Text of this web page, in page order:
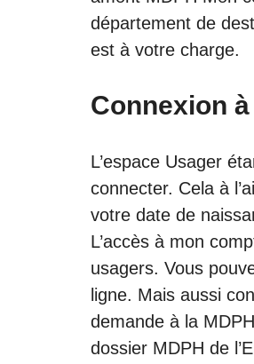
département de
est à votre charge.
Connexion
L’espace Usager
connecter. Cela à
votre date de
L’accès à mon
usagers. Vous
ligne. Mais aussi
demande à la
dossier MDPH de